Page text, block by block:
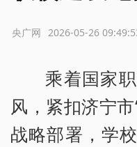
2026-05-26
央广网
乘着国家
风，紧扣济宁
战略部署，学